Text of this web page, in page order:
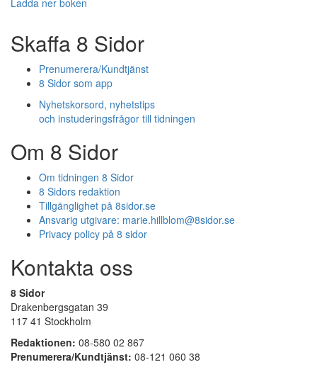
Ladda ner boken
Skaffa 8 Sidor
Prenumerera/Kundtjänst
8 Sidor som app
Nyhetskorsord, nyhetstips
och instuderingsfrågor till tidningen
Om 8 Sidor
Om tidningen 8 Sidor
8 Sidors redaktion
Tillgänglighet på 8sidor.se
Ansvarig utgivare: marie.hillblom@8sidor.se
Privacy policy på 8 sidor
Kontakta oss
8 Sidor
Drakenbergsgatan 39
117 41 Stockholm
Redaktionen: 08-580 02 867
Prenumerera/Kundtjänst: 08-121 060 38